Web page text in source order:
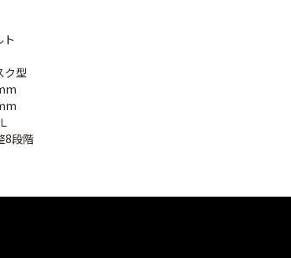
ト
ク型
8段階